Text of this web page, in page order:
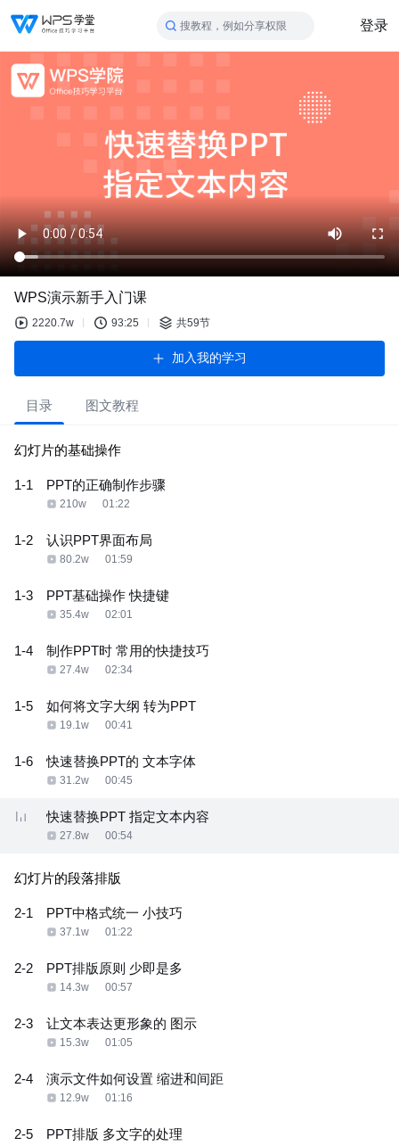
搜教程，例如分享权限 登录
WPS演示新手入门课
2220.7w 93:25 共59节
加入我的学习
目录 图文教程
幻灯片的基础操作
1-1 PPT的正确制作步骤
210w 01:22
1-2 认识PPT界面布局
80.2w 01:59
1-3 PPT基础操作 快捷键
35.4w 02:01
1-4 制作PPT时 常用的快捷技巧
27.4w 02:34
1-5 如何将文字大纲 转为PPT
19.1w 00:41
1-6 快速替换PPT的 文本字体
31.2w 00:45
快速替换PPT 指定文本内容
27.8w 00:54
幻灯片的段落排版
2-1 PPT中格式统一 小技巧
37.1w 01:22
2-2 PPT排版原则 少即是多
14.3w 00:57
2-3 让文本表达更形象的 图示
15.3w 01:05
2-4 演示文件如何设置 缩进和间距
12.9w 01:16
2-5 PPT排版 多文字的处理